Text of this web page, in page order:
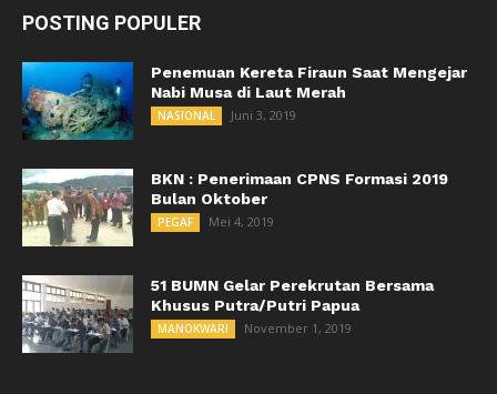
POSTING POPULER
Penemuan Kereta Firaun Saat Mengejar
Nabi Musa di Laut Merah
NASIONAL Juni 3, 2019
BKN : Penerimaan CPNS Formasi 2019
Bulan Oktober
PEGAF Mei 4, 2019
51 BUMN Gelar Perekrutan Bersama
Khusus Putra/Putri Papua
MANOKWARI November 1, 2019